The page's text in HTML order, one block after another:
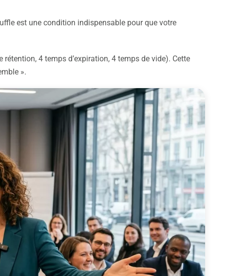
est une condition indispensable pour que votre
4 temps d’expiration, 4 temps de vide). Cette
».